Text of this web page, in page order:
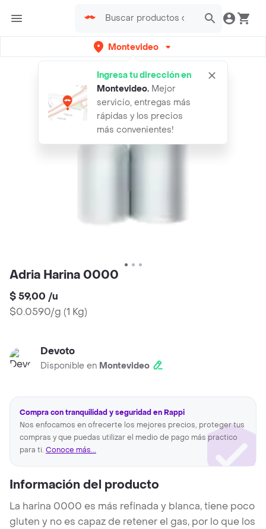
Montevideo
Ingresa tu dirección en
Montevideo. Mejor
servicio, entregas más
rápidas y los precios
más convenientes!
Adria Harina 0000
$ 59,00 /u
$0.0590/g (1 Kg)
Devoto
Disponible en Montevideo
Compra con tranquilidad y seguridad en Rappi
Nos enfocamos en ofrecerte los mejores precios, proteger tus
compras y que puedas utilizar el medio de pago más practico
para ti. Conoce más...
Información del producto
La harina 0000 es más refinada y blanca, tiene poco
gluten y no es capaz de retener el gas, por lo que los